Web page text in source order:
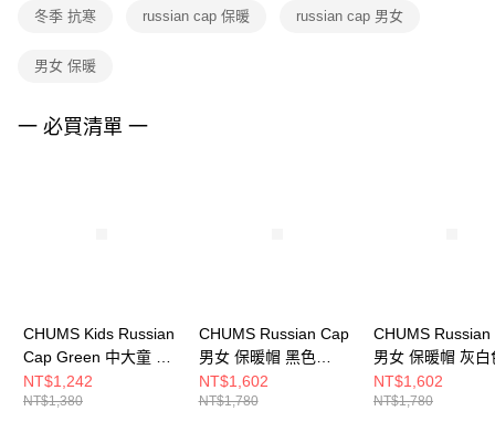
權轉讓予恩沛科技股份有限公司。
３．未成年的使用者請事先徵得法定代理人或監護人之同意方可使用
４．使用「AFTEE先享後付」時，將依據個別帳號之用戶狀況，依本公司即
冬季 抗寒 russian cap 保暖 russian cap 男女
男女 保暖
一 必買清單 一
CHUMS Kids Russian
Cap Green 中大童 保
暖帽 Crazy
CH251082C086
NT$1,242
NT$1,380
CHUMS Russian Cap
男女 保暖帽 黑色
CH051448K001
NT$1,602
NT$1,780
CHUMS Russian
男女 保暖帽 灰白
CH051448B028
NT$1,602
NT$1,780